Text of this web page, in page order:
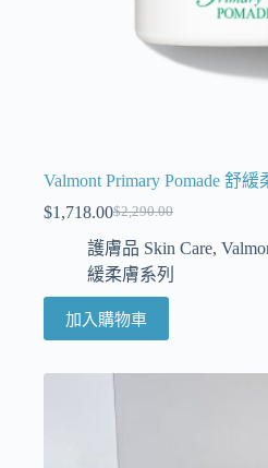
Valmont Primary Pomade 舒
$2,290.00
$1,718.00
護膚品 Skin Care,
緩柔膚系列
加入購物車